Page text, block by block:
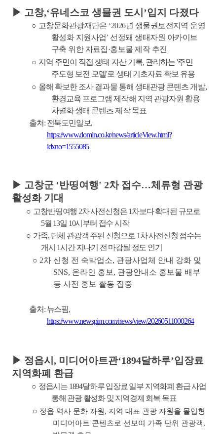
▶ 고창,‘유네스코 생물권 도시 ’입지 다졌다
○ 고창문화관광재단은 ‘2026년 생물권보전지역 운영
활성화 지원사업’ 선정돼 생태자원 아카이브
구축 위한 자료집·홍보물 제작 추진
○ 지역 주민이 직접 생태 자산 기록, 관리하는'주민
주도형 보전 모델'로 생태 기초자료 확보 유용
○ 올해 확보한 조사 결과물 통해 생태관광 콘텐츠 개발,
환경교육 프로그램 제작해 지역 관광자원 활용
차별화 생태 콘텐츠 제작 목표
출처: 전북도민일보,
https://www.domin.co.kr/news/articleView.html?
idxno=1555085
▶ 고창군 '반띵여행' 2차 접수…체류형 관광
활성화 기대
○ 고창반띵여행 2차 사전신청은1차보다 확대된 규모로
5월 13일 10시부터 접수 시작
○ 가족, 단체 관광객 주된 신청으로 1차 사전신청 접수는
개시 1시간 지나기 전 마감될 정도 인기
○ 2차 신청 전 숙박업소, 관광사업체 안내 강화 및
SNS, 온라인 홍보 , 관광안내소 홍보물 배부
등 사전 홍보 활동 집중
출처: 뉴스핌,
https://www.newspim.com/news/view/20260511000264
▶ 정읍시, 미디어아트관‘1894달하루’입장료
지역화폐 환급
○ 정읍시는 1894달하루 입장료 일부 지역화폐 환급 사업
통해 관광 활성화 및 지역경제 회복 목표
○ 정읍 역사 문화 자원 , 지역 대표 관광 자원을 몰입형
미디어아트 콘텐츠로 선보여 가족 단위 관광객,